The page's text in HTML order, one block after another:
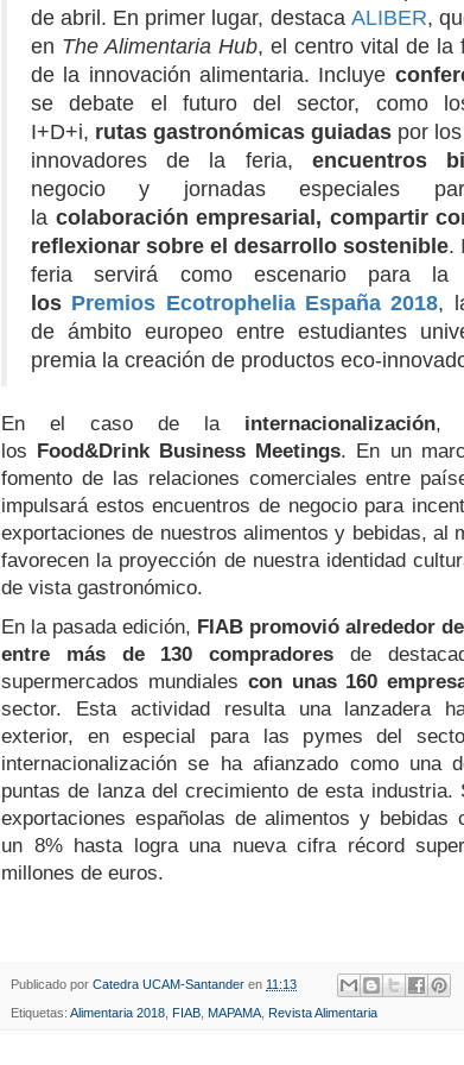
de abril. En primer lugar, destaca ALIBER,
en The Alimentaria Hub, el centro vital de la
de la innovación alimentaria. Incluye
se debate el futuro del sector, como
I+D+i, rutas gastronómicas guiadas por
innovadores de la feria, encuentros
negocio y jornadas especiales
la colaboración empresarial, compartir
reflexionar sobre el desarrollo sostenible.
feria servirá como escenario para la
los Premios Ecotrophelia España 2018,
de ámbito europeo entre estudiantes
premia la creación de productos eco-
En el caso de la internacionalización,
los Food&Drink Business Meetings. En un
fomento de las relaciones comerciales entre
impulsará estos encuentros de negocio para
exportaciones de nuestros alimentos y bebidas, al
favorecen la proyección de nuestra identidad
de vista gastronómico.
En la pasada edición, FIAB promovió alrededor
entre más de 130 compradores de
supermercados mundiales con unas 160
sector. Esta actividad resulta una lanzadera
exterior, en especial para las pymes del
internacionalización se ha afianzado como una
puntas de lanza del crecimiento de esta industria.
exportaciones españolas de alimentos y bebidas
un 8% hasta logra una nueva cifra récord
millones de euros.
Publicado por Catedra UCAM-Santander en 11:13
Etiquetas: Alimentaria 2018 FIAB MAPAMA Revista Alimentaria